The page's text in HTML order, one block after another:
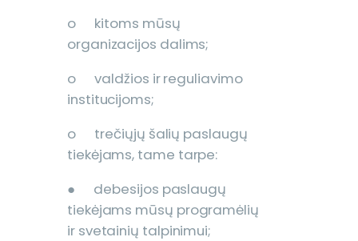
o kitoms mūsų
organizacijos dalims;
o valdžios ir reguliavimo
institucijoms;
o trečiųjų šalių paslaugų
tiekėjams, tame tarpe:
● debesijos paslaugų
tiekėjams mūsų programėlių
ir svetainių talpinimui;